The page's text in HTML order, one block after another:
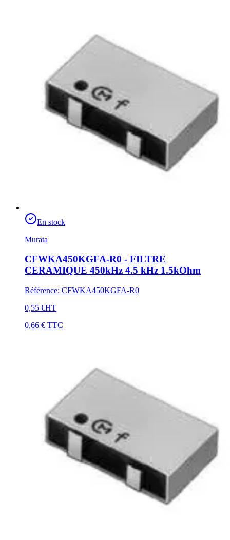
En stock
Murata
CFWKA450KGFA-R0 - FILTRE
CERAMIQUE 450kHz 4.5 kHz 1.5kOhm
Référence: CFWKA450KGFA-R0
0,55 €HT
0,66 € TTC